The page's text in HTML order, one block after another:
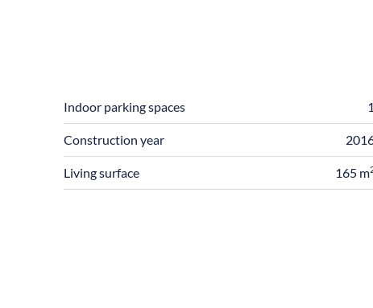
Indoor parking spaces 1
Construction year
Living surface 165 m